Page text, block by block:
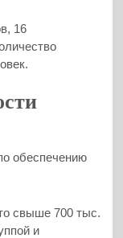
16
обеспечению
свыше 700 тыс.
и